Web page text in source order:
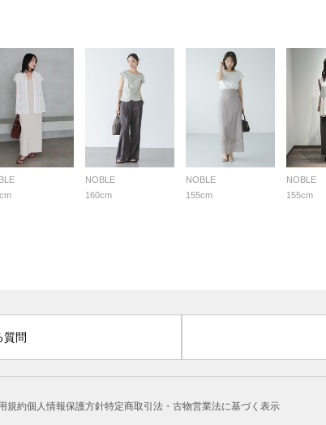
NOBLE
160cm
NOBLE
155cm
NOBLE
155cm
質問
規約個人情報保護方針特定商取引法・古物営業法に基づく表示